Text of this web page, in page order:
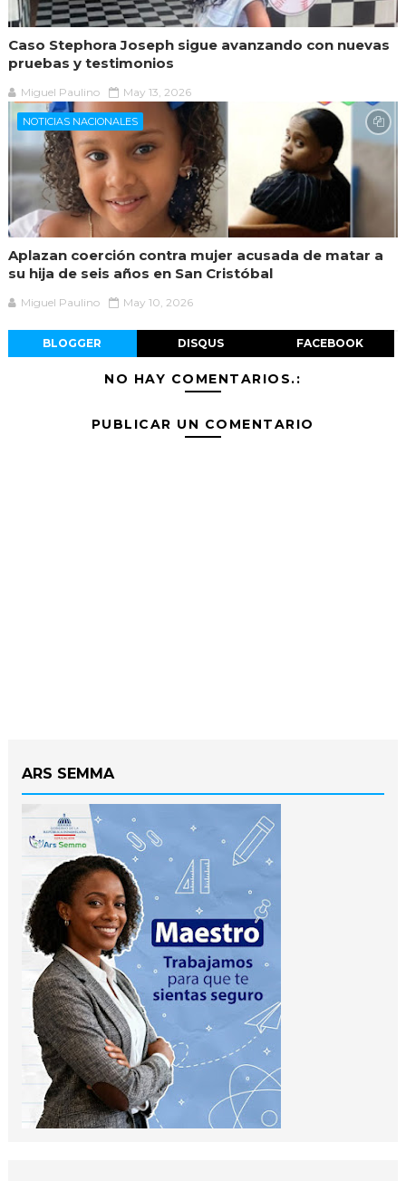
Caso Stephora Joseph sigue avanzando con nuevas
pruebas y testimonios
Miguel Paulino May 13, 2026
NOTICIAS NACIONALES
Aplazan coerción contra mujer acusada de matar a
su hija de seis años en San Cristóbal
Miguel Paulino May 10, 2026
BLOGGER DISQUS FACEBOOK
NO HAY COMENTARIOS.:
PUBLICAR UN COMENTARIO
ARS SEMMA